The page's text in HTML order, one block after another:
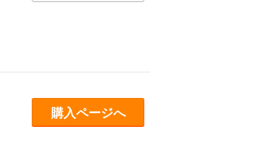
購入ページへ